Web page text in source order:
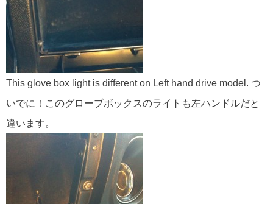
This glove box light is different on Left hand drive model. つ
いでに！このグローブボックスのライトも左ハンドルだと
違います。